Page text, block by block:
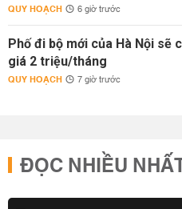
QUY HOẠCH 6 giờ trước
Phố đi bộ mới của Hà Nội sẽ
giá 2 triệu/tháng
QUY HOẠCH 7 giờ trước
ĐỌC NHIỀU